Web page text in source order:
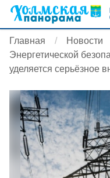
Главная Новости
Энергетической
уделяется серьёзное